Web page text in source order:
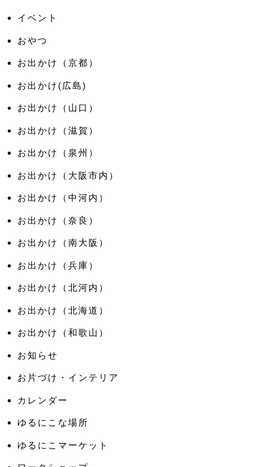
イベント
おやつ
お出かけ（京都）
お出かけ(広島)
お出かけ（山口）
お出かけ（滋賀）
お出かけ（泉州）
お出かけ（大阪市内）
お出かけ（中河内）
お出かけ（奈良）
お出かけ（南大阪）
お出かけ（兵庫）
お出かけ（北河内）
お出かけ（北海道）
お出かけ（和歌山）
お知らせ
お片づけ・インテリア
カレンダー
ゆるにこな場所
ゆるにこマーケット